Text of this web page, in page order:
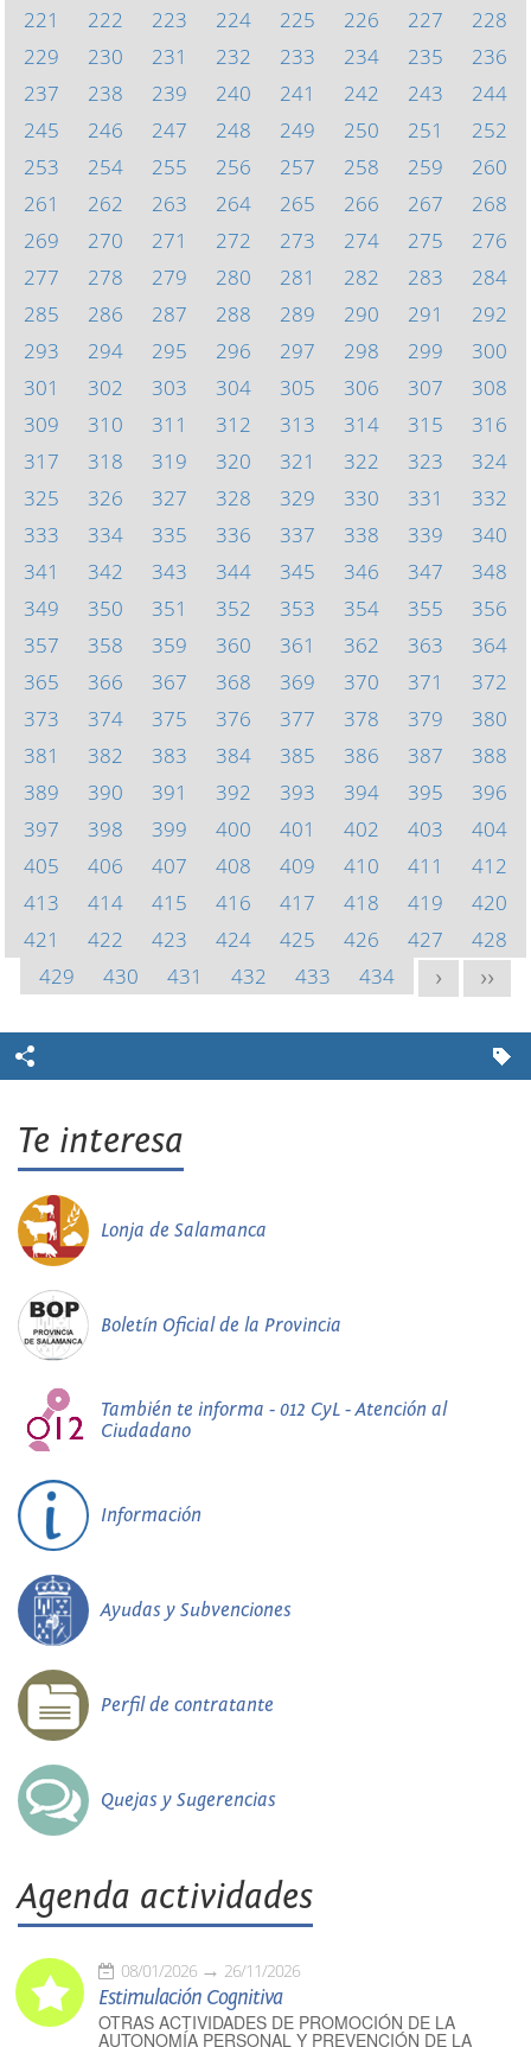
221 222 223 224 225 226 227
228
229
230 231 232 233 234 235
236
237
238 239 240 241 242 243
244
245
246 247 248 249 250 251
252
253
254 255 256 257 258 259
260
261
262 263 264 265 266 267
268
269
270 271 272 273 274 275
276
277
278 279 280 281 282 283
284
285
286 287 288 289 290 291
292
293
294 295 296 297 298 299
300
301
302 303 304 305 306 307
308
309
310 311 312 313 314 315
316
317
318 319 320 321 322 323
324
325
326 327 328 329 330 331
332
333
334 335 336 337 338 339
340
341
342 343 344 345 346 347
348
349
350 351 352 353 354 355
356
357
358 359 360 361 362 363
364
365
366 367 368 369 370 371
372
373
374 375 376 377 378 379
380
381
382 383 384 385 386 387
388
389
390 391 392 393 394 395
396
397
398 399 400 401 402 403
404
405
406 407 408 409 410 411
412
413
414 415 416 417 418 419
420
421
422 423 424 425 426 427
428
429
430 431 432 433 434 > >>
Te interesa
Lonja de Salamanca
Boletín Oficial de la Provincia
También te informa - 012 CyL - Atención al
Ciudadano
Información
Ayudas y Subvenciones
Perfil de contratante
Quejas y Sugerencias
Agenda actividades
08/01/2026 26/11/2026
Estimulación Cognitiva
OTRAS ACTIVIDADES DE PROMOCIÓN DE LA
AUTONOMÍA PERSONAL Y PREVENCIÓN DE LA